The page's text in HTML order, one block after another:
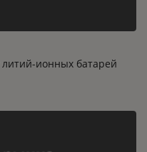
литий-ионных батарей